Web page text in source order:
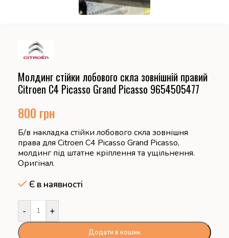
Молдинг стійки лобового скла зовнішній правий
Citroen C4 Picasso Grand Picasso 9654505477
800 грн
Б/в накладка стійки лобового скла зовнішня
права для Citroen C4 Picasso Grand Picasso,
молдинг під штатне кріплення та ущільнення.
Оригінал.
Є в наявності
- +
Додати в кошик